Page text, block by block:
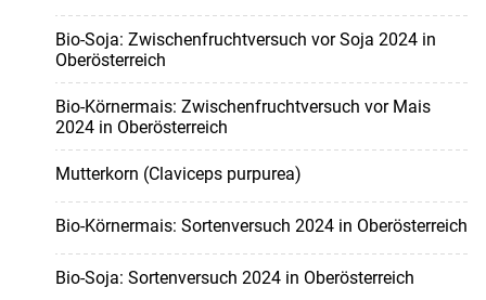
Bio-Soja: Zwischenfruchtversuch vor Soja 2024 in
Oberösterreich
Bio-Körnermais: Zwischenfruchtversuch vor Mais
2024 in Oberösterreich
Mutterkorn (Claviceps purpurea)
Bio-Körnermais: Sortenversuch 2024 in Oberösterreich
Bio-Soja: Sortenversuch 2024 in Oberösterreich